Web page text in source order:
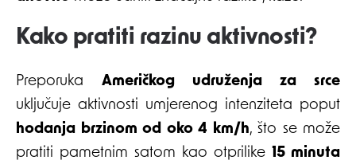
Kako pratiti razinu aktivnosti?
Preporuka Američkog udruženja za srce
uključuje aktivnosti umjerenog intenziteta poput
hodanja brzinom od oko 4 km/h, što se može
pratiti pametnim satom kao otprilike 15 minuta